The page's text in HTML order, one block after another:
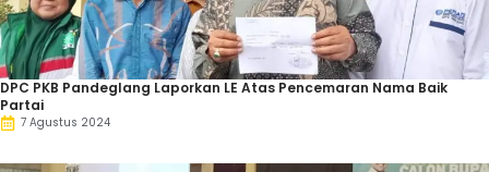
DPC PKB Pandeglang Laporkan LE Atas Pencemaran Nama Baik
Partai
7 Agustus 2024